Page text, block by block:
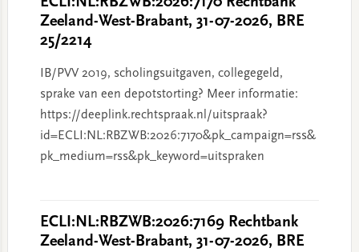
Zeeland-West-Brabant, 31-07-2026, BRE
25/2214
IB/PVV 2019, scholingsuitgaven, collegegeld,
sprake van een depotstorting? Meer informatie:
https://deeplink.rechtspraak.nl/uitspraak?
id=ECLI:NL:RBZWB:2026:7170&pk_campaign=rss&
pk_medium=rss&pk_keyword=uitspraken
ECLI:NL:RBZWB:2026:7169 Rechtbank
Zeeland-West-Brabant, 31-07-2026, BRE